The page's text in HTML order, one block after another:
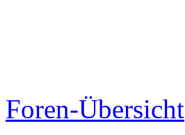
Foren-Übersicht